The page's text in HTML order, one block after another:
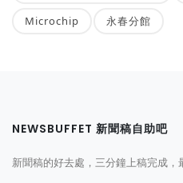
Microchip 永春分館
NEWSBUFFET 新聞稿自助吧
新聞稿的好去處，三分鐘上稿完成，